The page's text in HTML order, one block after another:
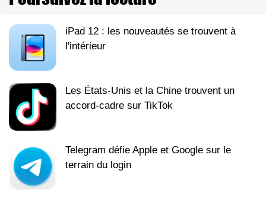
iPad 12 : les nouveautés se trouvent à
l'intérieur
Les États-Unis et la Chine trouvent un
accord-cadre sur TikTok
Telegram défie Apple et Google sur le
terrain du login